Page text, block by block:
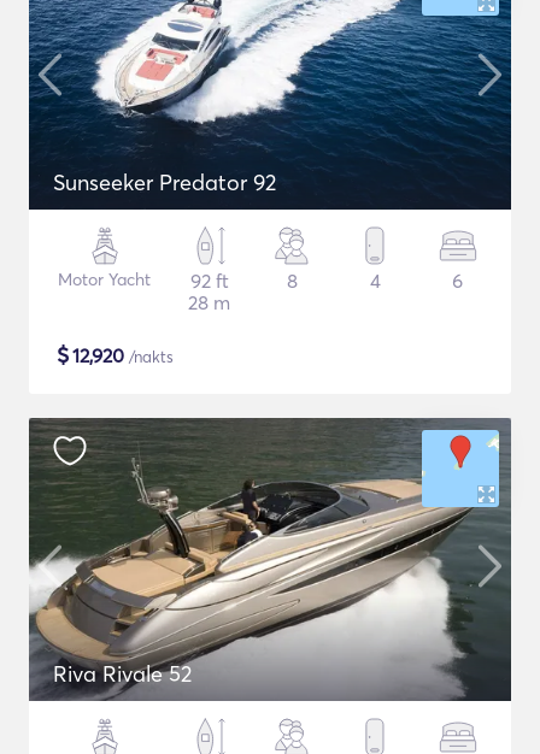
Sunseeker Predator 92
Motor Yacht
92 ft
28 m
8 4 6
$12,920 /nakts
Riva Rivale 52